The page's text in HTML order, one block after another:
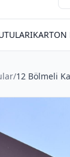
KARTON
/12 Bölmeli